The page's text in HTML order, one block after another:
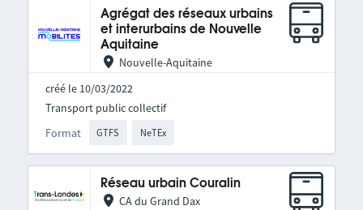
Agrégat des réseaux urbains
et interurbains de Nouvelle
Aquitaine
Nouvelle-Aquitaine
créé le 10/03/2022
Format GTFS NeTEx
Transport public collectif
Réseau urbain Couralin
CA du Grand Dax